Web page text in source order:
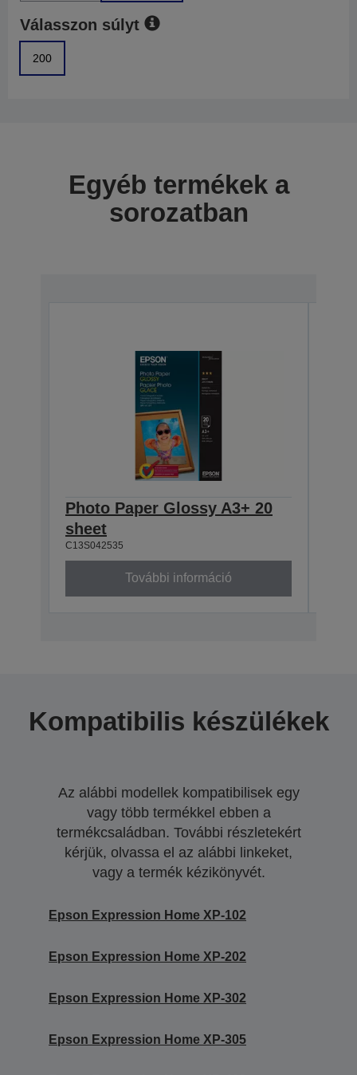
Válasszon súlyt
200
Egyéb termékek a
sorozatban
Photo Paper Glossy A3+ 20
sheet
C13S042535
További információ
Kompatibilis készülékek
Az alábbi modellek kompatibilisek egy
vagy több termékkel ebben a
termékcsaládban. További részletekért
kérjük, olvassa el az alábbi linkeket,
vagy a termék kézikönyvét.
Epson Expression Home XP-102
Epson Expression Home XP-202
Epson Expression Home XP-302
Epson Expression Home XP-305